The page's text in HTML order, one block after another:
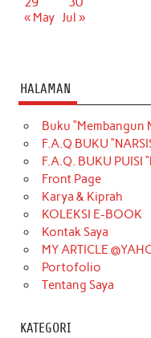
« May Jul »
HALAMAN
Buku “Membangun
F.A.Q BUKU
F.A.Q. BUKU PUISI
Front Page
Karya & Kiprah
KOLEKSI E-BOOK
Kontak Saya
MY ARTICLE
Portofolio
Tentang Saya
KATEGORI